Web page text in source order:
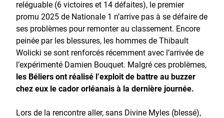
reléguable (6 victoires et 14 défaites), le premier
promu 2025 de Nationale 1 n’arrive pas à se défaire de
ses problèmes pour remonter au classement. Encore
peinée par les blessures, les hommes de Thibault
Wolicki se sont renforcés récemment avec l’arrivée de
l’expérimenté Damien Bouquet. Malgré ces problèmes,
les Béliers ont réalisé l’exploit de battre au buzzer
chez eux le cador orléanais à la dernière journée.
Lors de la rencontre aller, sans Divine Myles (blessé),